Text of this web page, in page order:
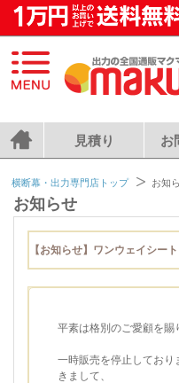
見積り お
横断幕・出力専門店トップ お知
お知らせ
【お知らせ】ワンウェイシー
平素は格別のご愛顧を賜
一時販売を停止しており
きまして、